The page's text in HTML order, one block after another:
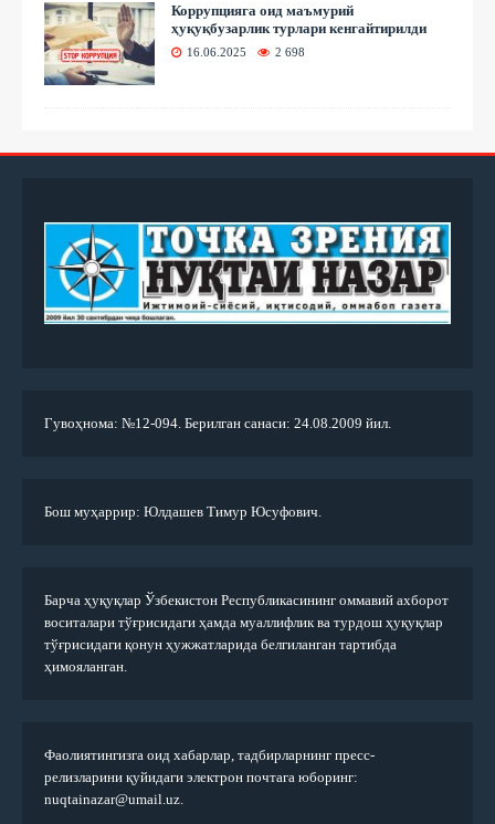
Коррупцияга оид маъмурий
ҳуқуқбузарлик турлари кенгайтирилди
16.06.2025 2 698
Гувоҳнома: №12-094. Берилган санаси: 24.08.2009 йил.
Бош муҳаррир: Юлдашев Тимур Юсуфович.
Барча ҳуқуқлар Ўзбекистон Республикасининг оммавий ахборот
воситалари тўғрисидаги ҳамда муаллифлик ва турдош ҳуқуқлар
тўғрисидаги қонун ҳужжатларида белгиланган тартибда
ҳимояланган.
Фаолиятингизга оид хабарлар, тадбирларнинг пресс-
релизларини қуйидаги электрон почтага юборинг:
nuqtainazar@umail.uz.